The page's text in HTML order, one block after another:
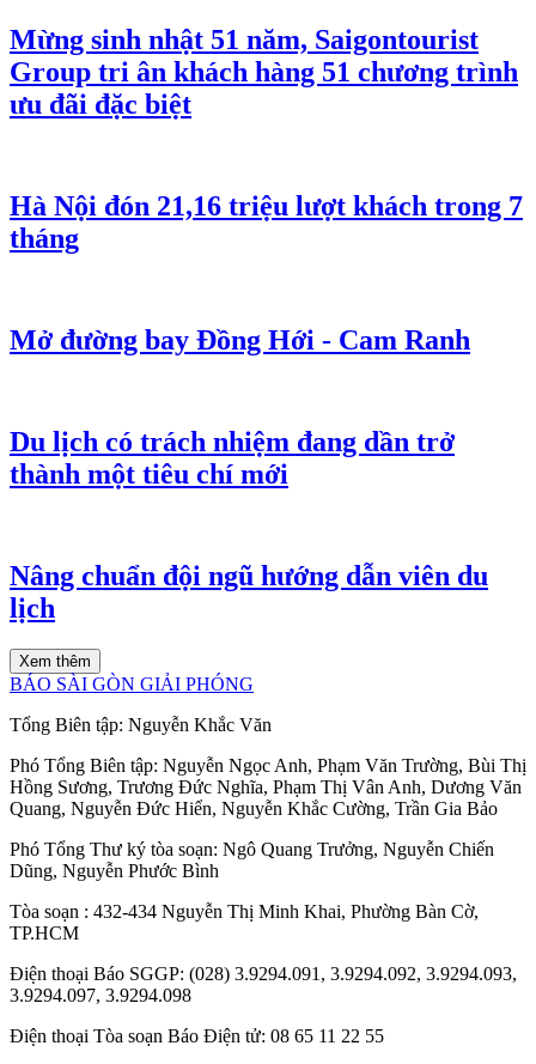
Mừng sinh nhật 51 năm, Saigontourist
Group tri ân khách hàng 51 chương trình
ưu đãi đặc biệt
Hà Nội đón 21,16 triệu lượt khách trong 7
tháng
Mở đường bay Đồng Hới - Cam Ranh
Du lịch có trách nhiệm đang dần trở
thành một tiêu chí mới
Nâng chuẩn đội ngũ hướng dẫn viên du
lịch
Xem thêm
BÁO SÀI GÒN GIẢI PHÓNG
Tổng Biên tập: Nguyễn Khắc Văn
Phó Tổng Biên tập: Nguyễn Ngọc Anh, Phạm Văn Trường, Bùi Thị
Hồng Sương, Trương Đức Nghĩa, Phạm Thị Vân Anh, Dương Văn
Quang, Nguyễn Đức Hiển, Nguyễn Khắc Cường, Trần Gia Bảo
Phó Tổng Thư ký tòa soạn: Ngô Quang Trưởng, Nguyễn Chiến
Dũng, Nguyễn Phước Bình
Tòa soạn : 432-434 Nguyễn Thị Minh Khai, Phường Bàn Cờ,
TP.HCM
Điện thoại Báo SGGP: (028) 3.9294.091, 3.9294.092, 3.9294.093,
3.9294.097, 3.9294.098
Điện thoại Tòa soạn Báo Điện tử: 08 65 11 22 55